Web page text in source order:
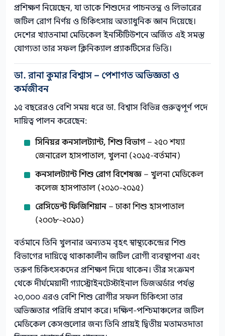
প্রশিক্ষণ নিয়েছেন, যা তাকে শিশুদের পাচনতন্ত্র ও লিভারের
জটিল রোগ নির্ণয় ও চিকিৎসায় অত্যাধুনিক জ্ঞান দিয়েছে।
দেশের খ্যাতনামা মেডিকেল ইনস্টিটিউশনে অর্জিত এই সমস্ত
যোগ্যতা তার সফল ক্লিনিক্যাল প্র্যাকটিসের ভিত্তি।
ডা. রানা কুমার বিশ্বাস – পেশাগত অভিজ্ঞতা ও
কর্মজীবন
১৫ বছরেরও বেশি সময় ধরে ডা. বিশ্বাস বিভিন্ন গুরুত্বপূর্ণ পদে
দায়িত্ব পালন করেছেন:
সিনিয়র কনসালট্যান্ট, শিশু বিভাগ– ২৫০ শয্যা
জেনারেল হাসপাতাল, খুলনা (২০১৫-বর্তমান)
কনসালট্যান্ট শিশু রোগ বিশেষজ্ঞ – খুলনা মেডিকেল
কলেজ হাসপাতাল (২০১০-২০১৫)
রেসিডেন্ট ফিজিশিয়ান – ঢাকা শিশু হাসপাতাল
(২০০৮-২০১০)
বর্তমানে তিনি খুলনার অন্যতম বৃহৎ স্বাস্থ্যকেন্দ্রের শিশু
বিভাগের দায়িত্বে থাকাকালীন জটিল রোগী ব্যবস্থাপনা এবং
তরুণ চিকিৎসকদের প্রশিক্ষণ দিয়ে থাকেন। তীব্র সংক্রমণ
থেকে দীর্ঘমেয়াদী গ্যাস্ট্রোইনটেস্টাইনাল ডিজঅর্ডার পর্যন্ত
২০,০০০ এরও বেশি শিশু রোগীর সফল চিকিৎসা তার
অভিজ্ঞতার পরিধি প্রমাণ করে। দক্ষিণ-পশ্চিমাঞ্চলের জটিল
মেডিকেল কেসগুলোর জন্য তিনি প্রায়ই দ্বিতীয় মতামতদাতা